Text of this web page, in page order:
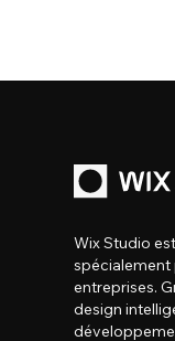
Wix Studio
spécialement
entreprises.
design